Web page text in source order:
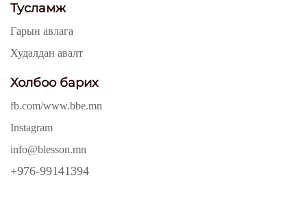
Тусламж
Гарын авлага
Худалдан авалт
Холбоо барих
fb.com/www.bbe.mn
Instagram
info@blesson.mn
+976-99141394